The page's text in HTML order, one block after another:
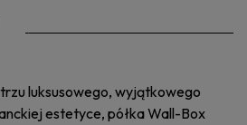
luksusowego, wyjątkowego
estetyce, półka Wall-Box